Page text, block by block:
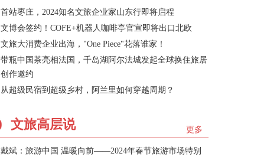
首站枣庄，2024知名文旅企业家山东行即将启程
文博会签约！COFE+机器人咖啡亭官宣即将出口北欧
文旅大消费企业出海，"One Piece"花落谁家！
带瓶中国茶亮相法国，千岛湖阿尔法城发起全球换住旅居
创作邀约
从超级民宿到超级乡村，阿兰里如何穿越周期？
更多
文旅高层说
戴斌：旅游中国 温暖向前——2024年春节旅游市场特别